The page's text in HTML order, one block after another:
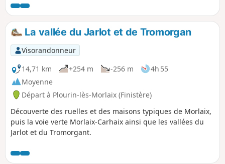
paysages, se dégage une impression surprenante,
empreinte à la fois d'irréel, de mystère mais aussi
d’authenticité, que nous connaissons bien en Bretagne
intérieure.
La vallée du Jarlot et de Tromorgan
Visorandonneur
14,71 km
+254 m -256 m
4h 55
Moyenne
Départ à Plourin-lès-Morlaix (Finistère)
Découverte des ruelles et des maisons typiques de Morlaix,
puis la voie verte Morlaix-Carhaix ainsi que les vallées du
Jarlot et du Tromorgant.